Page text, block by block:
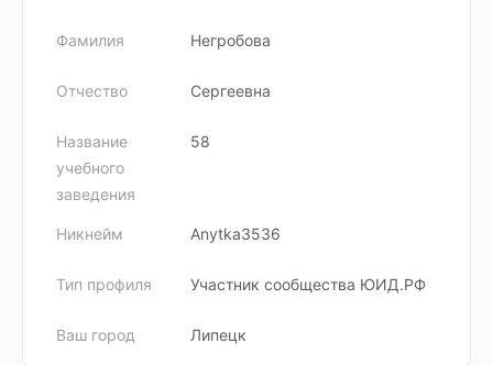
Фамилия Негробова
Отчество Сергеевна
Название
учебного
заведения
58
Никнейм Anytka3536
Тип профиля Участник сообщества ЮИД.РФ
Ваш город Липецк